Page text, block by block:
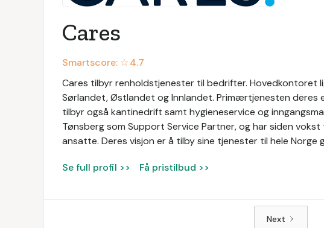
Cares
Smartscore: ☆4.7
Cares tilbyr renholdstjenester til bedrifter. Hovedkontoret
Sørlandet, Østlandet og Innlandet. Primærtjenesten deres
tilbyr også kantinedrift samt hygieneservice og
Tønsberg som Support Service Partner, og har siden
ansatte. Deres visjon er å tilby sine tjenester til hele
Se full profil >> Få pristilbud >>
Next